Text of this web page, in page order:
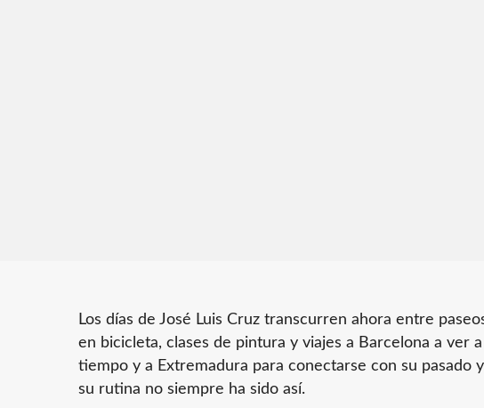
Los días de José Luis Cruz transcurren ahora entre
en bicicleta, clases de pintura y viajes a Barcelona a ver
tiempo y a Extremadura para conectarse con su pasado
su rutina no siempre ha sido así.